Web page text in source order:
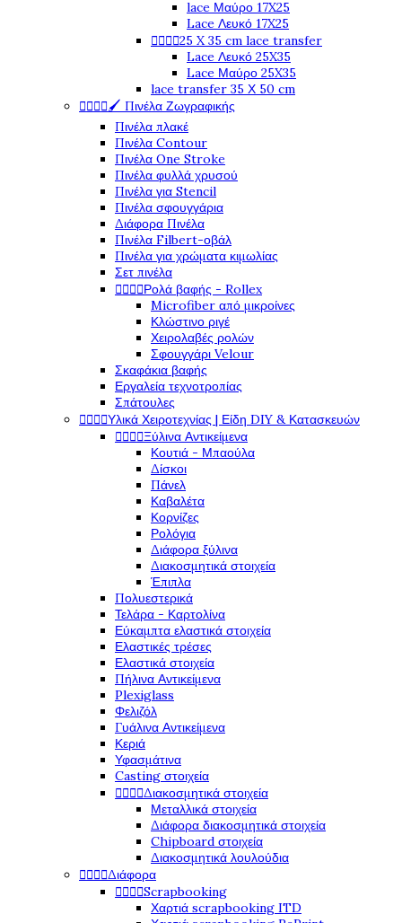
lace Μαύρο 17X25
Lace Λευκό 17X25
25 X 35 cm lace transfer
Lace Λευκό 25X35
Lace Μαύρο 25X35
lace transfer 35 Χ 50 cm
🖌️ Πινέλα Ζωγραφικής
Πινέλα πλακέ
Πινέλα Contour
Πινέλα One Stroke
Πινέλα φυλλά χρυσού
Πινέλα για Stencil
Πινέλα σφουγγάρια
Διάφορα Πινέλα
Πινέλα Filbert-οβάλ
Πινέλα για χρώματα κιμωλίας
Σετ πινέλα
Ρολά βαφής - Rollex
Microfiber από μικροίνες
Κλώστινο ριγέ
Χειρολαβές ρολών
Σφουγγάρι Velour
Σκαφάκια βαφής
Εργαλεία τεχνοτροπίας
Σπάτουλες
Υλικά Χειροτεχνίας | Είδη DIY & Κατασκευών
Ξύλινα Αντικείμενα
Κουτιά - Μπαούλα
Δίσκοι
Πάνελ
Καβαλέτα
Κορνίζες
Ρολόγια
Διάφορα ξύλινα
Διακοσμητικά στοιχεία
Έπιπλα
Πολυεστερικά
Τελάρα - Καρτολίνα
Εύκαμπτα ελαστικά στοιχεία
Ελαστικές τρέσες
Ελαστικά στοιχεία
Πήλινα Αντικείμενα
Plexiglass
Φελιζόλ
Γυάλινα Αντικείμενα
Κεριά
Υφασμάτινα
Casting στοιχεία
Διακοσμητικά στοιχεία
Μεταλλικά στοιχεία
Διάφορα διακοσμητικά στοιχεία
Chipboard στοιχεία
Διακοσμητικά λουλούδια
Διάφορα
Scrapbooking
Χαρτιά scrapbooking ITD